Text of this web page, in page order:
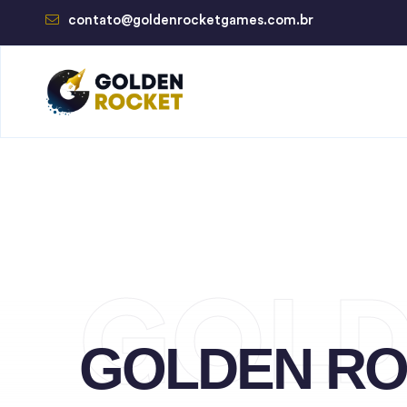
contato@goldenrocketgames.com.br
GOLDEN